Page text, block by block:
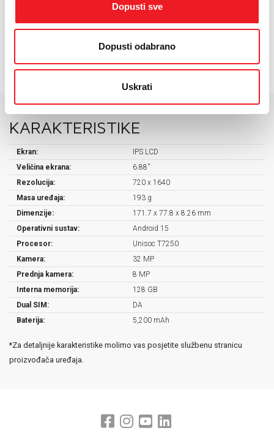
Dopusti sve
Dopusti odabrano
Uskrati
KARAKTERISTIKE
Ekran:
IPS LCD
Veličina ekrana:
6.88''
Rezolucija:
720 x 1640
Masa uređaja:
193 g
Dimenzije:
171.7 x 77.8 x 8.26 mm
Operativni sustav:
Android 15
Procesor:
Unisoc T7250
Kamera:
32 MP
Prednja kamera:
8 MP
Interna memorija:
128 GB
Dual SIM:
DA
Baterija:
5,200 mAh
*Za detaljnije karakteristike molimo vas posjetite službenu stranicu
proizvođača uređaja.